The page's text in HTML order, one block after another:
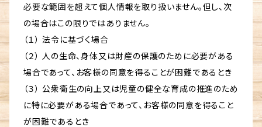
必要な範囲を超えて個人情報を取り扱いません。但し、次
の場合はこの限りではありません。
（１） 法令に基づく場合
（２） 人の生命、身体又は財産の保護のために必要がある
場合であって、お客様の同意を得ることが困難であるとき
（３） 公衆衛生の向上又は児童の健全な育成の推進のため
に特に必要がある場合であって、お客様の同意を得ること
が困難であるとき